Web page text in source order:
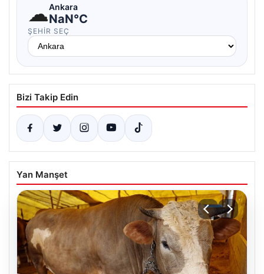
☁Ankara
NaN°C
ŞEHIR SEÇ
Bizi Takip Edin
Yan Manşet